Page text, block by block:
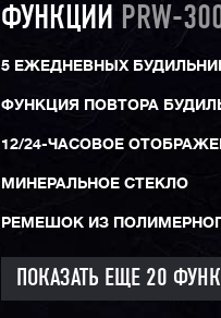
ФУНКЦИИ PRW-
5 ЕЖЕДНЕВНЫХ
ФУНКЦИЯ ПОВТОРА
12/24-ЧАСОВОЕ
МИНЕРАЛЬНОЕ СТЕКЛО
РЕМЕШОК ИЗ